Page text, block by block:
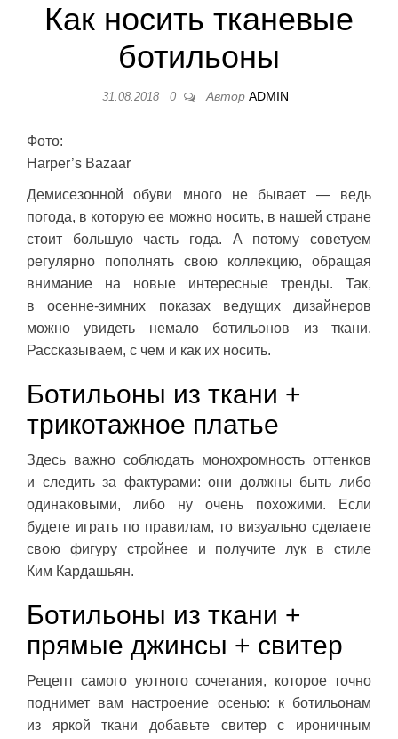
Как носить тканевые
ботильоны
31.08.2018 0 Автор ADMIN
Фото:
Harper’s Bazaar
Демисезонной обуви много не бывает — ведь
погода, в которую ее можно носить, в нашей стране
стоит большую часть года. А потому советуем
регулярно пополнять свою коллекцию, обращая
внимание на новые интересные тренды. Так,
в осенне-зимних показах ведущих дизайнеров
можно увидеть немало ботильонов из ткани.
Рассказываем, с чем и как их носить.
Ботильоны из ткани +
трикотажное платье
Здесь важно соблюдать монохромность оттенков
и следить за фактурами: они должны быть либо
одинаковыми, либо ну очень похожими. Если
будете играть по правилам, то визуально сделаете
свою фигуру стройнее и получите лук в стиле
Ким Кардашьян.
Ботильоны из ткани +
прямые джинсы + свитер
Рецепт самого уютного сочетания, которое точно
поднимет вам настроение осенью: к ботильонам
из яркой ткани добавьте свитер с ироничным